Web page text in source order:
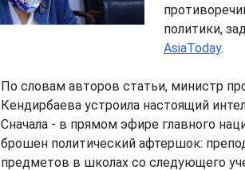
политики,
AsiaToday.
По словам авторов статьи, министр
Кендирбаева устроила настоящий
Сначала - в прямом эфире главного
брошен политический афтершок:
предметов в школах со следующего